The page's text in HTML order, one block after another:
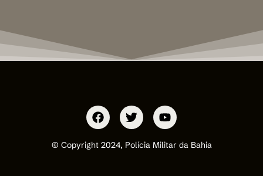
© Copyright 2024, Polícia Militar da Bahia